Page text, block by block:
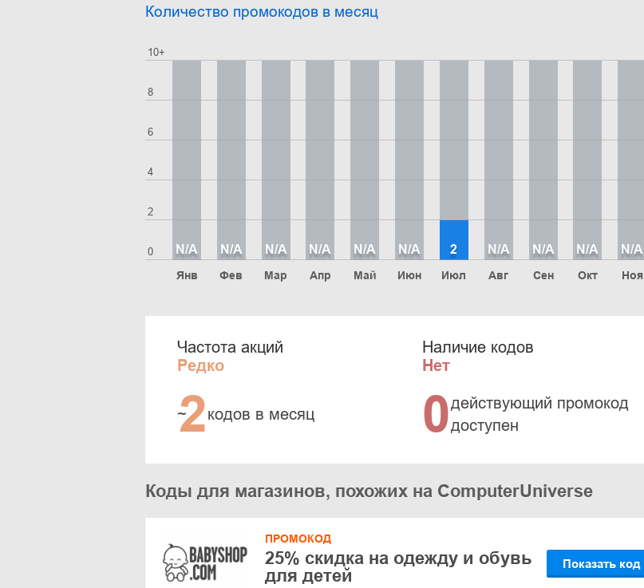
Количество промокодов в месяц
0
2
4
6
8
10+
Янв
N/A
Фев
N/A
Мар
N/A
Апр
N/A
Май
N/A
Июн
N/A
Июл
2
Авг
N/A
Сен
N/A
Окт
N/A
Ноя
N/A
Частота акций
Редко
~
2кодов в месяц
Наличие кодов
Нет
0действующий промокод
доступен
Коды для магазинов, похожих на ComputerUniverse
ПРОМОКОД
25% скидка на одежду и обувь
для детей
Показать код